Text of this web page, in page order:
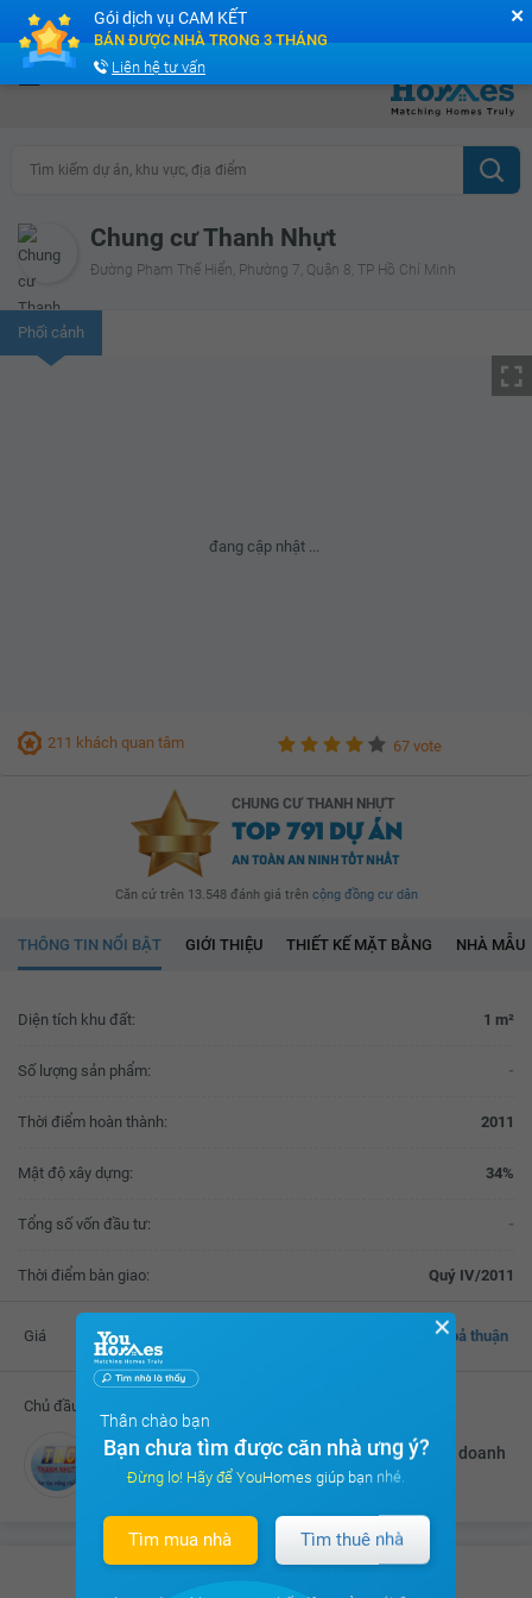
Cộng đồng Môi giới bPRO
Tìm kiếm dự án, khu vực, địa điểm
Chung cư Thanh Nhựt
Đường Phạm Thế Hiển, Phường 7, Quận 8, TP Hồ Chí Minh
Phối cảnh
đang cập nhật ...
211 khách quan tâm 67 vote
CHUNG CƯ THANH NHỰT
TOP 791 DỰ ÁN
AN TOÀN AN NINH TỐT NHẤT
Căn cứ trên 13.548 đánh giá trên cộng đồng cư dân
THÔNG TIN NỔI BẬT GIỚI THIỆU THIẾT KẾ MẶT BẰNG NHÀ MẪU
Diện tích khu đất: 1 m²
Số lượng sản phẩm: -
Thời điểm hoàn thành: 2011
Mật độ xây dựng: 34%
Tổng số vốn đầu tư: -
Thời điểm bàn giao: Quý IV/2011
Giá Thoả thuận
Chủ đầu tư
Công ty TNHH Thương mại Và Xây dựng - Kinh doanh
nhà Thanh Nhựt
✕
Thân chào bạn
Bạn chưa tìm được căn nhà ưng ý?
Đừng lo! Hãy để YouHomes giúp bạn nhé.
Tìm mua nhà Tìm thuê nhà
✕
Gói dịch vụ CAM KẾT
BÁN ĐƯỢC NHÀ TRONG 3 THÁNG
Liên hệ tư vấn